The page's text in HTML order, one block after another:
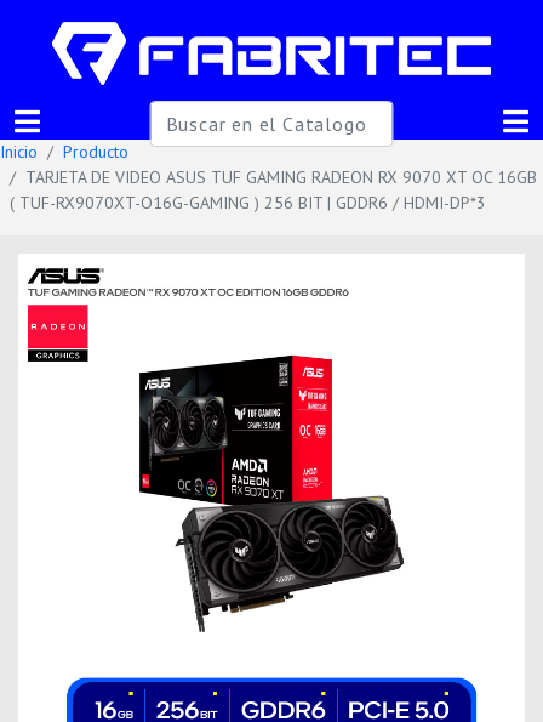
Inicio
Producto
TARJETA DE VIDEO ASUS TUF GAMING RADEON RX 9070 XT OC 16GB
( TUF-RX9070XT-O16G-GAMING ) 256 BIT | GDDR6 / HDMI-DP*3